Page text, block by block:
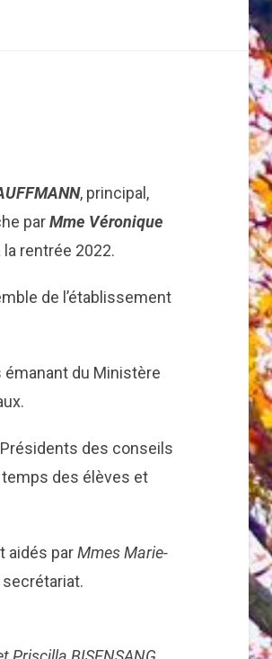
, principal,
parMme Véronique
rentrée 2022.
de l’établissement
du Ministère
des conseils
des élèves et
aidés parMmes Marie-